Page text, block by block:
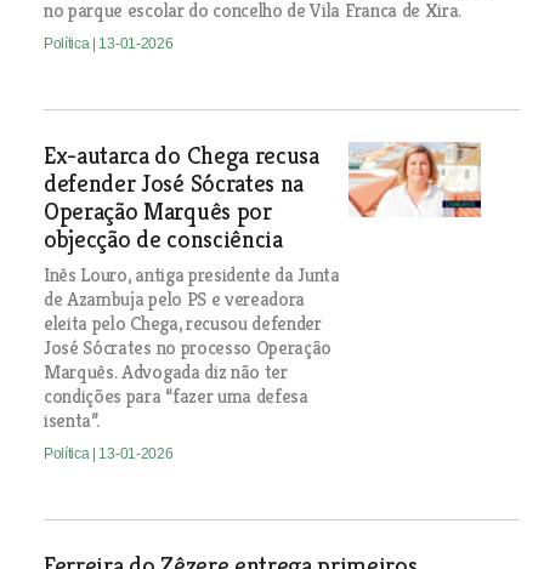
no parque escolar do concelho de Vila Franca de Xira.
Política | 13-01-2026
Ex-autarca do Chega recusa
defender José Sócrates na
Operação Marquês por
objecção de consciência
Inês Louro, antiga presidente da Junta
de Azambuja pelo PS e vereadora
eleita pelo Chega, recusou defender
José Sócrates no processo Operação
Marquês. Advogada diz não ter
condições para “fazer uma defesa
isenta”.
Política | 13-01-2026